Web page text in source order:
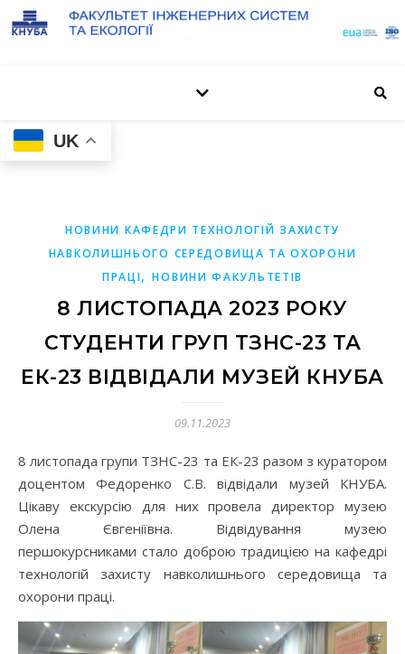
UK
НОВИНИ КАФЕДРИ ТЕХНОЛОГІЙ ЗАХИСТУ
НАВКОЛИШНЬОГО СЕРЕДОВИЩА ТА ОХОРОНИ
ПРАЦІ,НОВИНИ ФАКУЛЬТЕТІВ
8 ЛИСТОПАДА 2023 РОКУ
СТУДЕНТИ ГРУП ТЗНС-23 ТА
ЕК-23 ВІДВІДАЛИ МУЗЕЙ КНУБА
09.11.2023
8 листопада групи ТЗНС-23 та ЕК-23 разом з куратором
доцентом Федоренко С.В. відвідали музей КНУБА.
Цікаву екскурсію для них провела директор музею
Олена Євгеніївна. Відвідування музею
першокурсниками стало доброю традицією на кафедрі
технологій захисту навколишнього середовища та
охорони праці.